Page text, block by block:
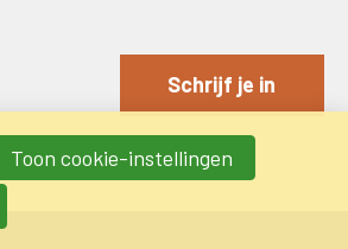
Schrijf je in
Toon cookie-instellingen